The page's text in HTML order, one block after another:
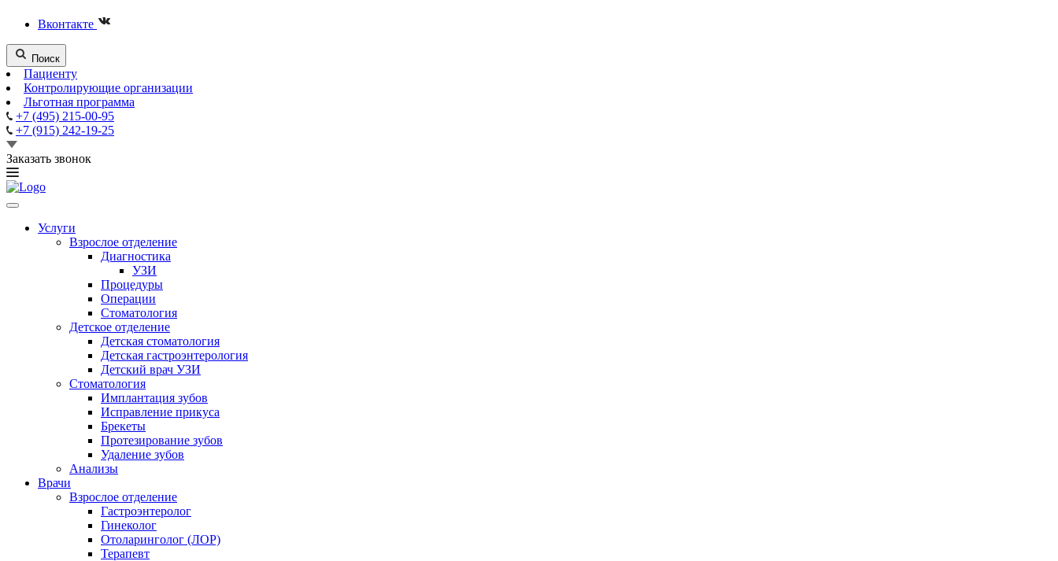
Вконтакте
Поиск
Пациенту
Контролирующие организации
Льготная программа
+7 (495) 215-00-95
+7 (915) 242-19-25
Заказать звонок
Услуги
Взрослое отделение
Диагностика
УЗИ
Процедуры
Операции
Стоматология
Детское отделение
Детская стоматология
Детская гастроэнтерология
Детский врач УЗИ
Стоматология
Имплантация зубов
Исправление прикуса
Брекеты
Протезирование зубов
Удаление зубов
Анализы
Врачи
Взрослое отделение
Гастроэнтеролог
Гинеколог
Отоларинголог (ЛОР)
Терапевт